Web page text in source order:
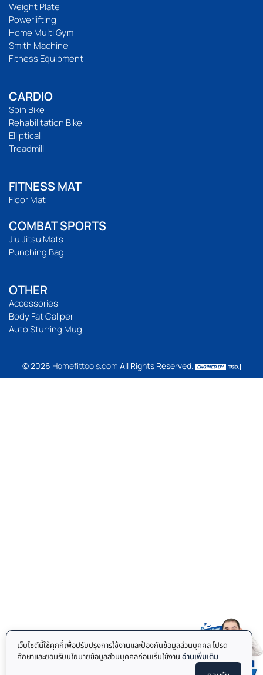
Weight Plate
Powerlifting
Home Multi Gym
Smith Machine
Fitness Equipment
CARDIO
Spin Bike
Rehabilitation Bike
Elliptical
Treadmill
FITNESS MAT
Floor Mat
COMBAT SPORTS
Jiu Jitsu Mats
Punching Bag
OTHER
Accessories
Body Fat Caliper
Auto Sturring Mug
© 2026 Homefittools.com All Rights Reserved.
เว็บไซต์นี้ใช้คุกกี้เพื่อปรับปรุงการใช้งานและป้องกันข้อมูลส่วนบุคคล โปรด
ศึกษาและยอมรับนโยบายข้อมูลส่วนบุคคลก่อนเริ่มใช้งาน อ่านเพิ่มเติม